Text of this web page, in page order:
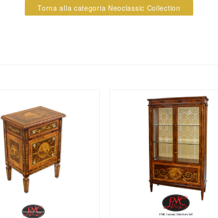
Torna alla categoria Neoclassic Collection